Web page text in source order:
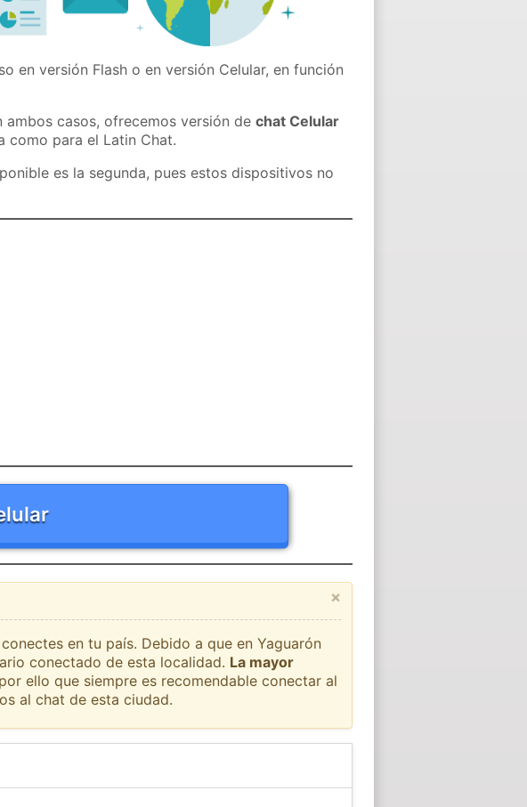
en versión Flash o en versión Celular, en función
ambos casos, ofrecemos versión dechat Celular
como para el Latin Chat.
es la segunda, pues estos dispositivos no
×
en tu país. Debido a que en Yaguarón
conectado de esta localidad. La mayor
ello que siempre es recomendable conectar al
al chat de esta ciudad.